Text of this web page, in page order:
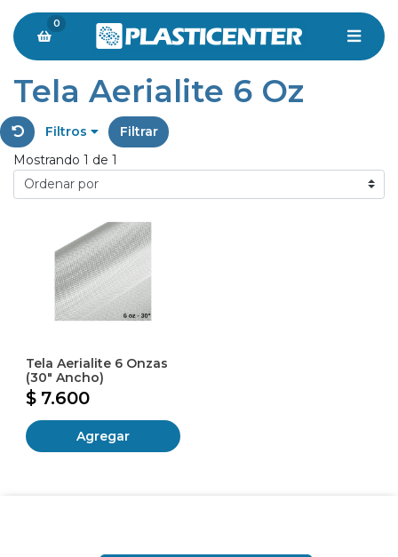
0
Tela Aerialite 6 Oz
Filtros
Filtrar
Mostrando 1 de 1
Tela Aerialite 6 Onzas
(30" Ancho)
$ 7.600
Agregar